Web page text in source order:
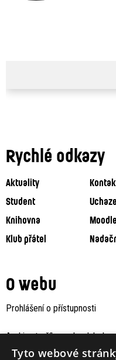
Rychlé odkazy
Aktuality
Student
Knihovna
Moodle
Klub přátel
O webu
Prohlášení o přístupnosti
Archiv staršího webu Jaboku
Tyto webové